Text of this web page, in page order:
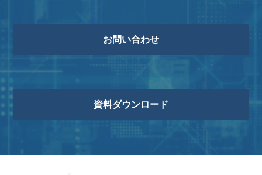
お問い合わせ
資料ダウンロード